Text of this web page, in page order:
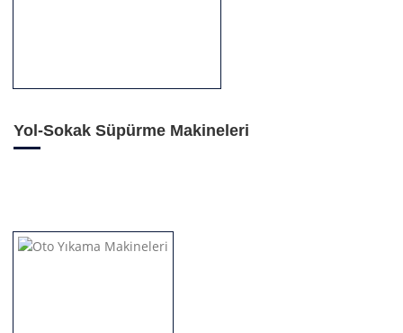
Yol-Sokak Süpürme Makineleri